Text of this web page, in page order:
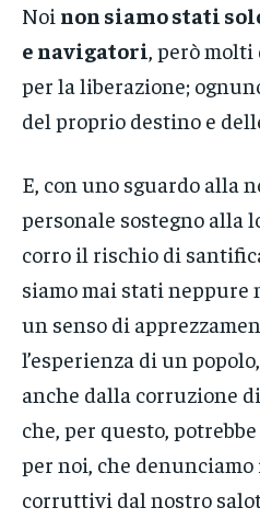
Noi non siamo stati
e navigatori, però
per la liberazione;
del proprio destino e
E, con uno sguardo alla
personale sostegno alla
corro il rischio di
siamo mai stati neppure
un senso di
l’esperienza di un
anche dalla corruzione
che, per questo,
per noi, che
corruttivi dal nostro